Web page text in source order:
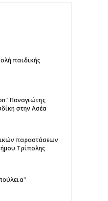
παιδικής
Παναγιώτης
στην Ασέα
παραστάσεων
Τρίπολης